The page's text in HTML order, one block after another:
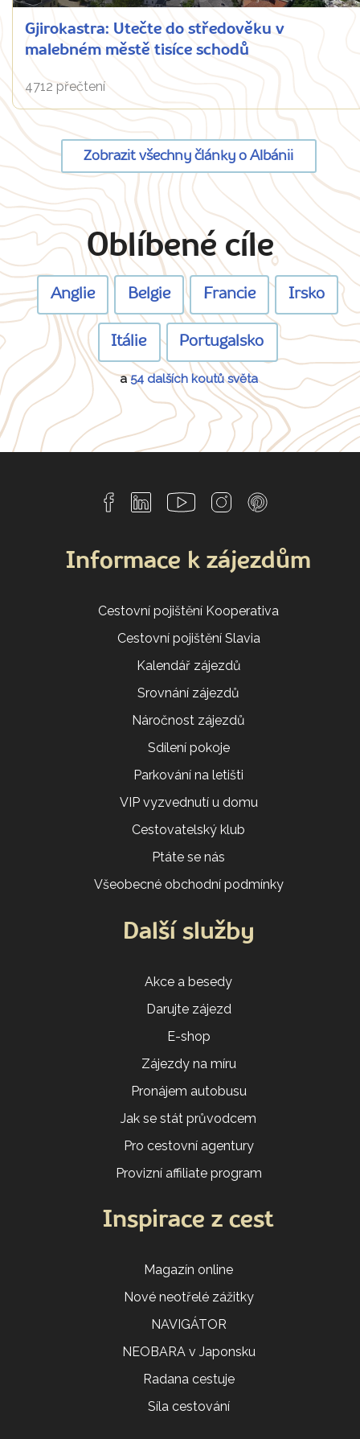
Gjirokastra: Utečte do středověku v
malebném městě tisíce schodů
4712 přečtení
Zobrazit všechny články o Albánii
Oblíbené cíle
Anglie Belgie Francie Irsko
Itálie Portugalsko
a54 dalších koutů světa
Informace k zájezdům
Cestovní pojištění Kooperativa
Cestovní pojištění Slavia
Kalendář zájezdů
Srovnání zájezdů
Náročnost zájezdů
Sdílení pokoje
Parkování na letišti
VIP vyzvednutí u domu
Cestovatelský klub
Ptáte se nás
Všeobecné obchodní podmínky
Další služby
Akce a besedy
Darujte zájezd
E-shop
Zájezdy na míru
Pronájem autobusu
Jak se stát průvodcem
Pro cestovní agentury
Provizní affiliate program
Inspirace z cest
Magazín online
Nové neotřelé zážitky
NAVIGÁTOR
NEOBARA v Japonsku
Radana cestuje
Síla cestování